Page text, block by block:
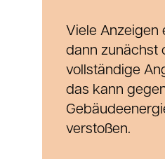
Viele Anzeigen
dann zunächst
vollständige
das kann
verstoßen.